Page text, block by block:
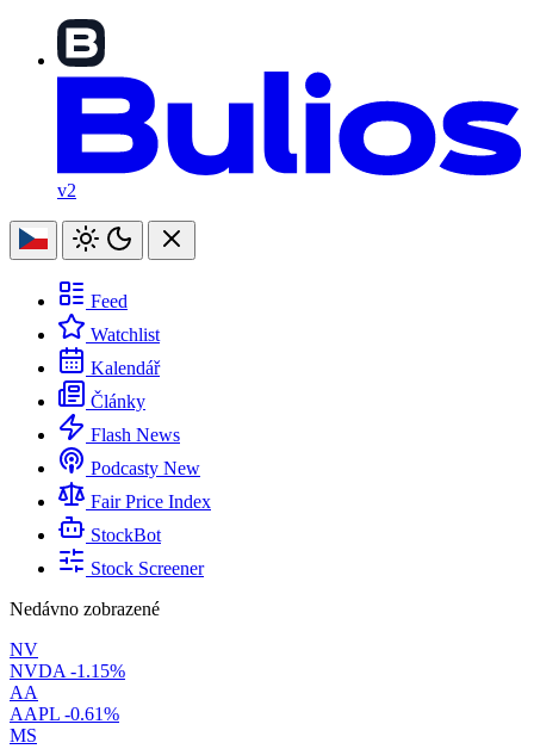
v2
Feed
Watchlist
Kalendář
Články
Flash News
Podcasty New
Fair Price Index
StockBot
Stock Screener
Nedávno zobrazené
NV
NVDA -1.15%
AA
AAPL -0.61%
MS